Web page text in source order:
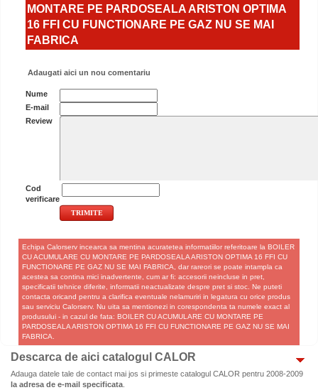
MONTARE PE PARDOSEALA ARISTON OPTIMA
16 FFI CU FUNCTIONARE PE GAZ NU SE MAI
FABRICA
Adaugati aici un nou comentariu
Nume
E-mail
Review
Cod
verificare
Echipa Calorserv incearca sa mentina acuratetea informatiilor referitoare la BOILER
CU ACUMULARE CU MONTARE PE PARDOSEALA ARISTON OPTIMA 16 FFI CU
FUNCTIONARE PE GAZ NU SE MAI FABRICA, dar rareori se poate intampla ca
acestea sa contina mici inadvertente, cum ar fi: accesorii neincluse in pret,
specificatii tehnice diferite, informatii neactualizate despre pret si stoc. Ne puteti
contacta oricand pentru a clarifica eventuale nelamuriri in legatura cu orice produs
sau serviciu Calorserv. Nu uita sa mentionezi in corespondenta ta numele exact al
produsului - in cazul de fata: BOILER CU ACUMULARE CU MONTARE PE
PARDOSEALA ARISTON OPTIMA 16 FFI CU FUNCTIONARE PE GAZ NU SE MAI
FABRICA.
Descarca de aici catalogul CALOR
Adauga datele tale de contact mai jos si primeste catalogul CALOR pentru 2008-2009
la adresa de e-mail specificata